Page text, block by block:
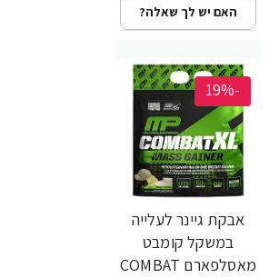
האם יש לך שאלה?
-19%
אבקת גיינר לעלייה
במשקל קומבט
מאסלפארם COMBAT